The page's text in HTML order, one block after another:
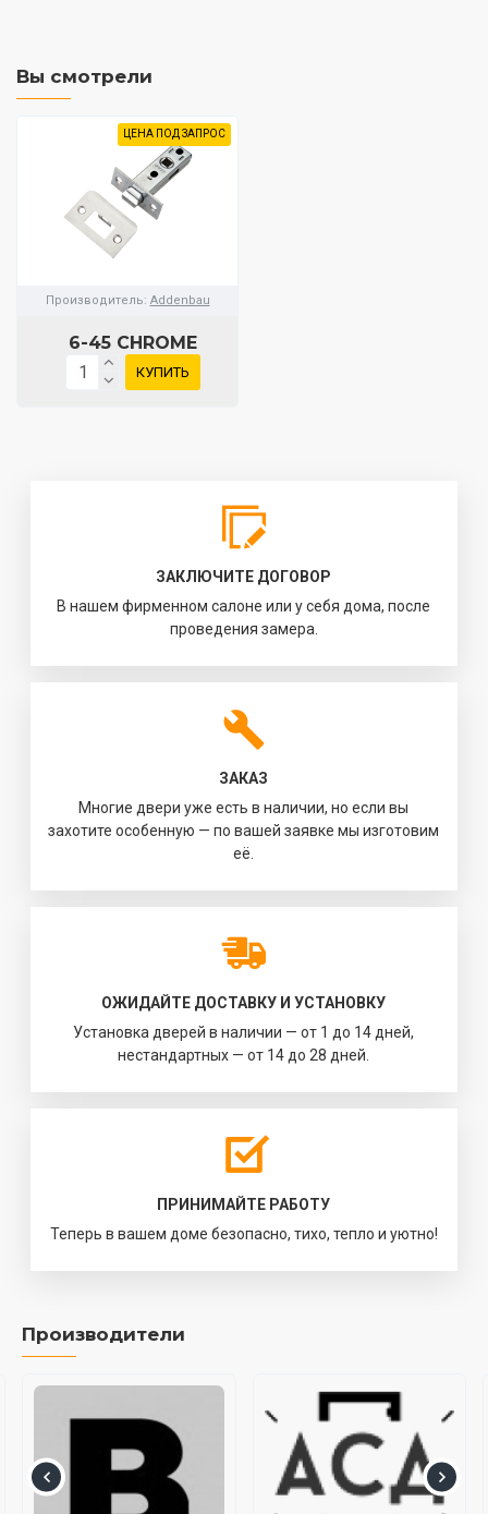
Вы смотрели
ЦЕНА ПОД ЗАПРОС
Производитель: Addenbau
6-45 CHROME
КУПИТЬ
ЗАКЛЮЧИТЕ ДОГОВОР
В нашем фирменном салоне или у себя дома, после
проведения замера.
ЗАКАЗ
Многие двери уже есть в наличии, но если вы
захотите особенную — по вашей заявке мы изготовим
её.
ОЖИДАЙТЕ ДОСТАВКУ И УСТАНОВКУ
Установка дверей в наличии — от 1 до 14 дней,
нестандартных — от 14 до 28 дней.
ПРИНИМАЙТЕ РАБОТУ
Теперь в вашем доме безопасно, тихо, тепло и уютно!
Производители